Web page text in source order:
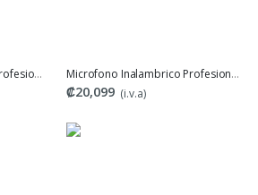
Microfono Inalambrico profesional,Universal Microfono Inalambrico Profesional IS-U005
₡20,099 (i.v.a)